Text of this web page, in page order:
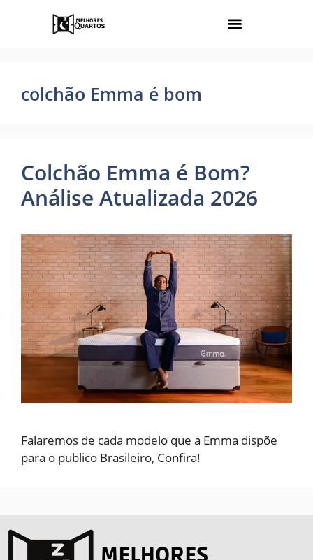
colchão Emma é bom
Colchão Emma é Bom?
Análise Atualizada 2026
Falaremos de cada modelo que a Emma dispõe
para o publico Brasileiro, Confira!